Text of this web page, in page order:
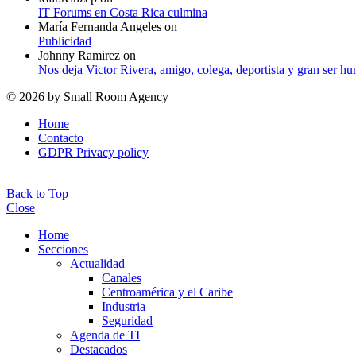
IT Forums en Costa Rica culmina
María Fernanda Angeles on
Publicidad
Johnny Ramirez on
Nos deja Victor Rivera, amigo, colega, deportista y gran ser
© 2026 by Small Room Agency
Home
Contacto
GDPR Privacy policy
Back to Top
Close
Home
Secciones
Actualidad
Canales
Centroamérica y el Caribe
Industria
Seguridad
Agenda de TI
Destacados